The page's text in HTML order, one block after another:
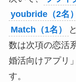
youbride（2名）
Match（1名）
数は次項の恋活
婚活向けアプリ
す。